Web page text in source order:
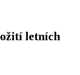
letních